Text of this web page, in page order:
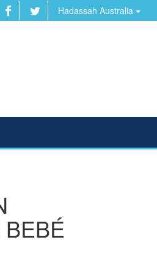
Hadassah Australia